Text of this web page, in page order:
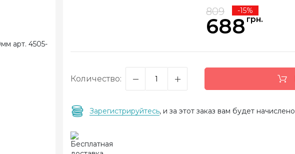
809 -15%
688 грн.
Количество:
Зарегистрируйтесь, и за этот заказ вам будет начислено